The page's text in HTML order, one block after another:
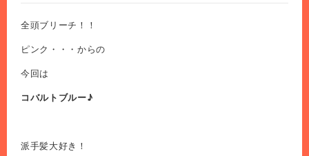
全頭ブリーチ！！
ピンク・・・からの
今回は
コバルトブルー♪
派手髪大好き！